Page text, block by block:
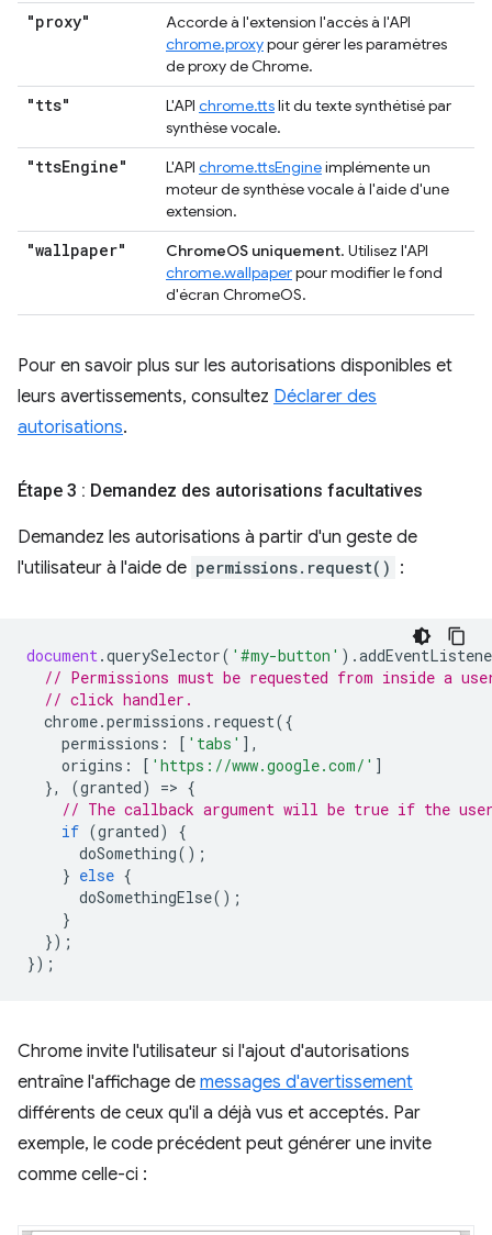
"proxy"
Accorde à l'extension l'accès à l'API
chrome.proxypour gérer les paramètres
de proxy de Chrome.
"tts" L'API chrome.ttslit du texte synthétisé par
synthèse vocale.
"ttsEngine" L'API chrome.ttsEngineimplémente un
moteur de synthèse vocale à l'aide d'une
extension.
"wallpaper" ChromeOS uniquement. Utilisez l'API
chrome.wallpaperpour modifier le fond
d'écran ChromeOS.
Pour en savoir plus sur les autorisations disponibles et
leurs avertissements, consultez Déclarer des
autorisations.
Étape 3 : Demandez des autorisations facultatives
Demandez les autorisations à partir d'un geste de
l'utilisateur à l'aide de permissions.request() :
document.querySelector( '#my-button' ).
// Permissions must be requested from inside a
// click handler.
chrome.permissions . request({
permissions : [ 'tabs' ],
origins : [ 'https://www.google.com/' ]
},
(granted) => {
// The callback argument will be true if the
if (granted)
{
doSomething();
} else {
doSomethingElse();
}
});
});
Chrome invite l'utilisateur si l'ajout d'autorisations
entraîne l'affichage de messages d'avertissement
différents de ceux qu'il a déjà vus et acceptés. Par
exemple, le code précédent peut générer une invite
comme celle-ci :